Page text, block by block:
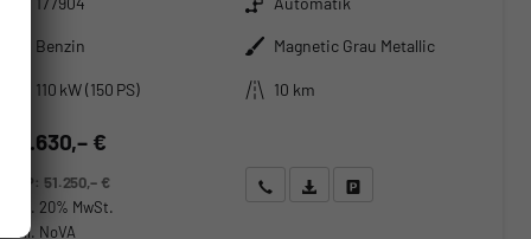
Benzin Außenfarbe Magnetic Grau Metallic
110 kW (150 PS) Kilometerstand 10 km
39.630,– €
UVP: 51.250,– €
incl. 20% MwSt.
inkl. NoVA
Wir rufen Sie anAngebot drucken (PDF)
Fahrzeug parken